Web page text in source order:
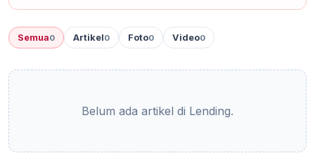
Semua0 Artikel0 Foto0 Video0
Belum ada artikel di Lending.